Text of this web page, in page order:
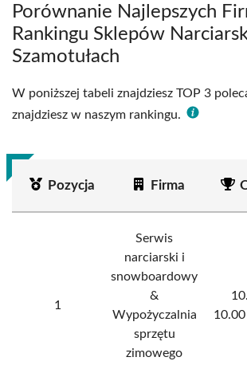
Porównanie Najlepszych
Rankingu Sklepów
Szamotułach
W poniższej tabeli znajdziesz TOP 3
znajdziesz w naszym rankingu.
Pozycja Firma
1
Serwis
narciarski i
snowboardowy
&
Wypożyczalnia
sprzętu
zimowego
10.00